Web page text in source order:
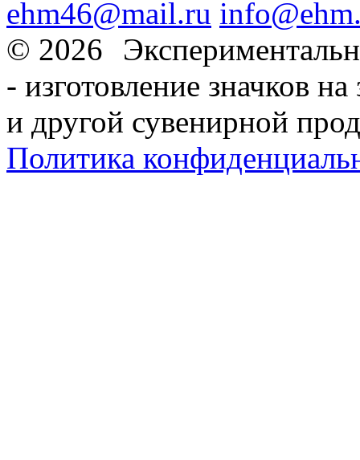
ehm46@mail.ru
© 2026
- изготовление значков
и другой сувенирной
Политика